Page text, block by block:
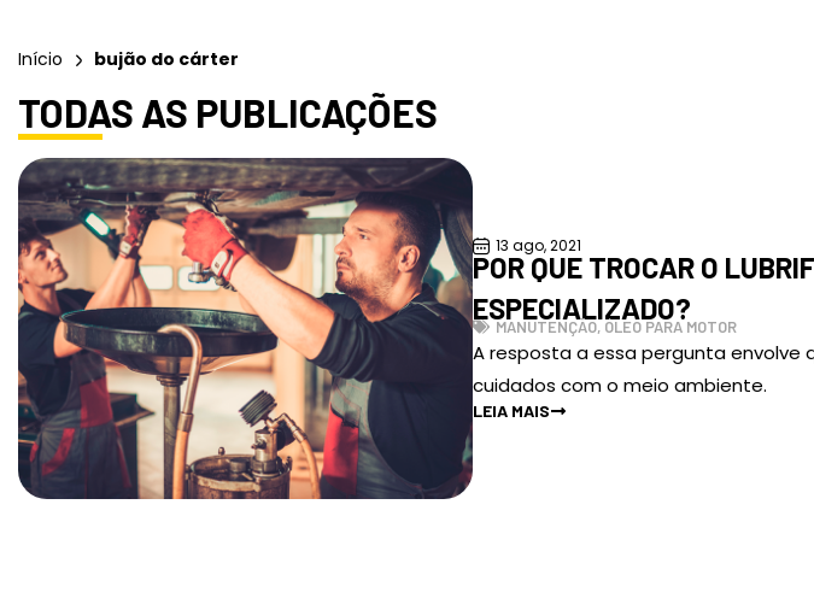
Início bujão do cárter
TODAS AS PUBLICAÇÕES
13 ago, 2021
POR QUE TROCAR O
ESPECIALIZADO?
MANUTENÇÃO, ÓLEO PARA MOTOR
A resposta a essa pergunta envolve
cuidados com o meio ambiente.
LEIA MAIS